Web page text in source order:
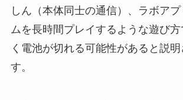
しん（本体同士の通信）、ラボア
ムを長時間プレイするような遊び
く電池が切れる可能性があると説明
す。